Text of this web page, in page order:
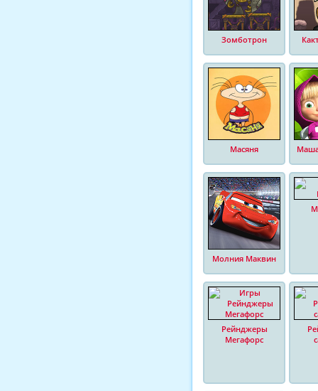
Зомботрон
Масяня
Молния Маквин
Рейнджеры
Мегафорс